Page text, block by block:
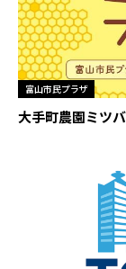
富山市民プラザ
大手町農園ミツ